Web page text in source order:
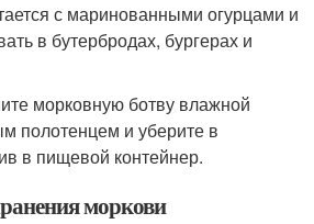
с маринованными огурцами и
в бутербродах, бургерах и
морковную ботву влажной
полотенцем и уберите в
в пищевой контейнер.
моркови